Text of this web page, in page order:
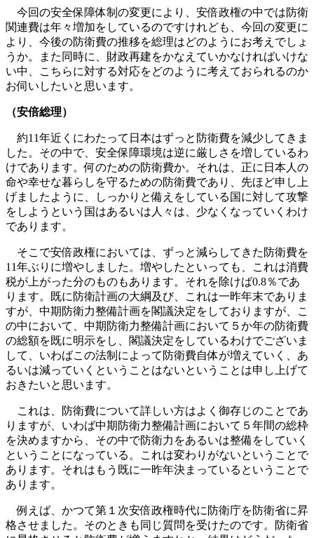
今回の安全保障体制の変更により、安倍政権の中では防衛
関連費は年々増加をしているのですけれども、今回の変更に
より、今後の防衛費の推移を総理はどのようにお考えでしょ
うか。また同時に、財政再建をかなえていかなければいけな
い中、こちらに対する対応をどのように考えておられるのか
お伺いしたいと思います。
（安倍総理）
約11年近くにわたって日本はずっと防衛費を減少してきま
した。その中で、安全保障環境は逆に厳しさを増しているわ
けであります。何のための防衛費か。それは、正に日本人の
命や幸せな暮らしを守るための防衛費であり、先ほど申し上
げましたように、しっかりと備えをしている国に対して攻撃
をしようという国はあるいは人々は、少なくなっていくわけ
であります。
そこで安倍政権においては、ずっと減らしてきた防衛費を
11年ぶりに増やしました。増やしたといっても、これは消費
税が上がった分のものもあります。それを除けば0.8％であ
ります。既に防衛計画の大綱及び、これは一昨年末でありま
すが、中期防衛力整備計画を閣議決定をしておりますが、こ
の中において、中期防衛力整備計画において５か年の防衛費
の総額を既に明示をし、閣議決定をしているわけでございま
して、いわばこの法制によって防衛費自体が増えていく、あ
るいは減っていくということはないということは申し上げて
おきたいと思います。
これは、防衛費について詳しい方はよく御存じのことであ
りますが、いわば中期防衛力整備計画において５年間の総枠
を決めますから、その中で防衛力をあるいは整備をしていく
ということになっている。これは変わりがないということで
あります。それはもう既に一昨年決まっているということで
あります。
例えば、かつて第１次安倍政権時代に防衛庁を防衛省に昇
格させました。そのときも同じ質問を受けたのです。防衛省